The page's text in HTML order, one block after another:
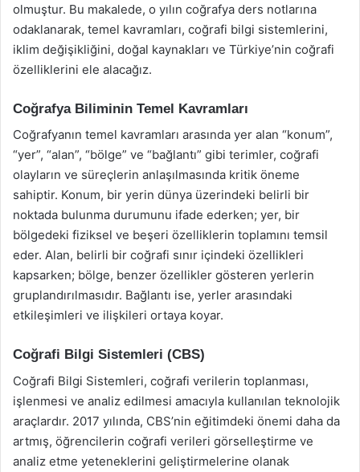
olmuştur. Bu makalede, o yılın coğrafya ders notlarına
odaklanarak, temel kavramları, coğrafi bilgi sistemlerini,
iklim değişikliğini, doğal kaynakları ve Türkiye’nin coğrafi
özelliklerini ele alacağız.
Coğrafya Biliminin Temel Kavramları
Coğrafyanın temel kavramları arasında yer alan “konum”,
“yer”, “alan”, “bölge” ve “bağlantı” gibi terimler, coğrafi
olayların ve süreçlerin anlaşılmasında kritik öneme
sahiptir. Konum, bir yerin dünya üzerindeki belirli bir
noktada bulunma durumunu ifade ederken; yer, bir
bölgedeki fiziksel ve beşeri özelliklerin toplamını temsil
eder. Alan, belirli bir coğrafi sınır içindeki özellikleri
kapsarken; bölge, benzer özellikler gösteren yerlerin
gruplandırılmasıdır. Bağlantı ise, yerler arasındaki
etkileşimleri ve ilişkileri ortaya koyar.
Coğrafi Bilgi Sistemleri (CBS)
Coğrafi Bilgi Sistemleri, coğrafi verilerin toplanması,
işlenmesi ve analiz edilmesi amacıyla kullanılan teknolojik
araçlardır. 2017 yılında, CBS’nin eğitimdeki önemi daha da
artmış, öğrencilerin coğrafi verileri görselleştirme ve
analiz etme yeteneklerini geliştirmelerine olanak